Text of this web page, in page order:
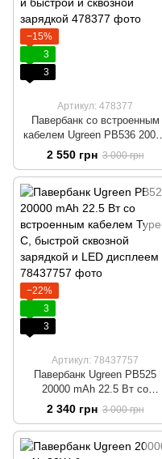
−15%
3
3
Артикул: 478377
Павербанк со встроенным
кабелем Ugreen PB536 20000
mAh 45W с индикатором
заряда и быстрой и сквозной
зарядкой
2 550 грн 3 000 грн
−22%
3
3
Артикул: 78437757
Павербанк Ugreen PB525
20000 mAh 22.5 Вт со
встроенным кабелем Type-C,
быстрой сквозной зарядкой и
LED дисплеем
2 340 грн 3 000 грн